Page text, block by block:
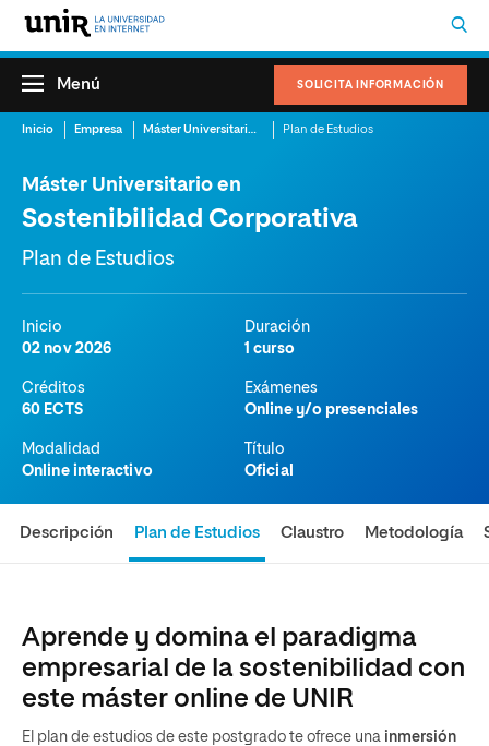
SOLICITA INFORMACIÓN
Menú
Inicio Empresa Máster Universitario en Sostenibilidad Corporativa Plan de Estudios
Máster Universitario en
Sostenibilidad Corporativa
Plan de Estudios
Inicio
02 nov 2026
Duración
1 curso
Créditos
60 ECTS
Exámenes
Online y/o presenciales
Modalidad
Online interactivo
Título
Oficial
Descripción Plan de Estudios Claustro Metodología
Aprende y domina el paradigma
empresarial de la sostenibilidad con
este máster online de UNIR
El plan de estudios de este postgrado te ofrece una inmersión